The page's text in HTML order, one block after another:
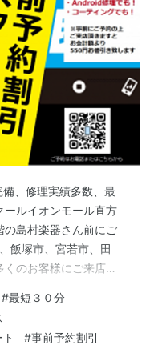
、修理実績多数、最
ールイオンモール直方
の島村楽器さん前にご
飯塚市、宮若市、田
のお客様にご来店頂
す！ 当店では事前予
やアイパッドなどの
下さる前に 事前に
#最短３０分
#事前予約割引